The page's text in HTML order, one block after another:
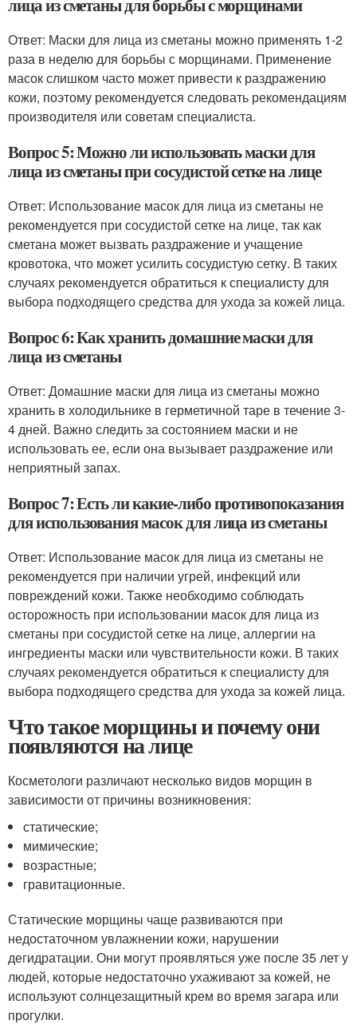
лица из сметаны для борьбы с морщинами
Ответ: Маски для лица из сметаны можно применять 1-2
раза в неделю для борьбы с морщинами. Применение
масок слишком часто может привести к раздражению
кожи, поэтому рекомендуется следовать рекомендациям
производителя или советам специалиста.
Вопрос 5: Можно ли использовать маски для
лица из сметаны при сосудистой сетке на лице
Ответ: Использование масок для лица из сметаны не
рекомендуется при сосудистой сетке на лице, так как
сметана может вызвать раздражение и учащение
кровотока, что может усилить сосудистую сетку. В таких
случаях рекомендуется обратиться к специалисту для
выбора подходящего средства для ухода за кожей лица.
Вопрос 6: Как хранить домашние маски для
лица из сметаны
Ответ: Домашние маски для лица из сметаны можно
хранить в холодильнике в герметичной таре в течение 3-
4 дней. Важно следить за состоянием маски и не
использовать ее, если она вызывает раздражение или
неприятный запах.
Вопрос 7: Есть ли какие-либо противопоказания
для использования масок для лица из сметаны
Ответ: Использование масок для лица из сметаны не
рекомендуется при наличии угрей, инфекций или
повреждений кожи. Также необходимо соблюдать
осторожность при использовании масок для лица из
сметаны при сосудистой сетке на лице, аллергии на
ингредиенты маски или чувствительности кожи. В таких
случаях рекомендуется обратиться к специалисту для
выбора подходящего средства для ухода за кожей лица.
Что такое морщины и почему они
появляются на лице
Косметологи различают несколько видов морщин в
зависимости от причины возникновения:
статические;
мимические;
возрастные;
гравитационные.
Статические морщины чаще развиваются при
недостаточном увлажнении кожи, нарушении
дегидратации. Они могут проявляться уже после 35 лет у
людей, которые недостаточно ухаживают за кожей, не
используют солнцезащитный крем во время загара или
прогулки.